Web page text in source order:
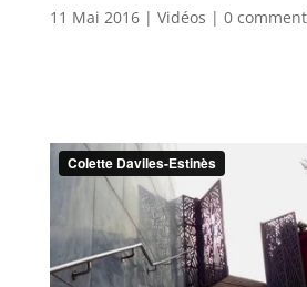
11 Mai 2016| Vidéos | 0